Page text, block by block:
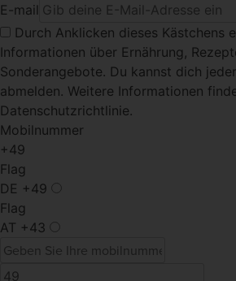
E-mail
Durch Anklicken dieses Kästchens
Informationen über Ernährung,
Sonderangebote. Du kannst dich
abmelden. Weitere Informationen
Datenschutzrichtlinie.
Mobilnummer
+49
Flag
DE +49
Flag
AT +43